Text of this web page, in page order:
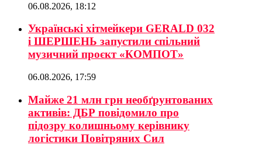
06.08.2026, 18:12
Українські хітмейкери GERALD 032
і ШЕРШЕНЬ запустили спільний
музичний проєкт «КОМПОТ»
06.08.2026, 17:59
Майже 21 млн грн необґрунтованих
активів: ДБР повідомило про
підозру колишньому керівнику
логістики Повітряних Сил